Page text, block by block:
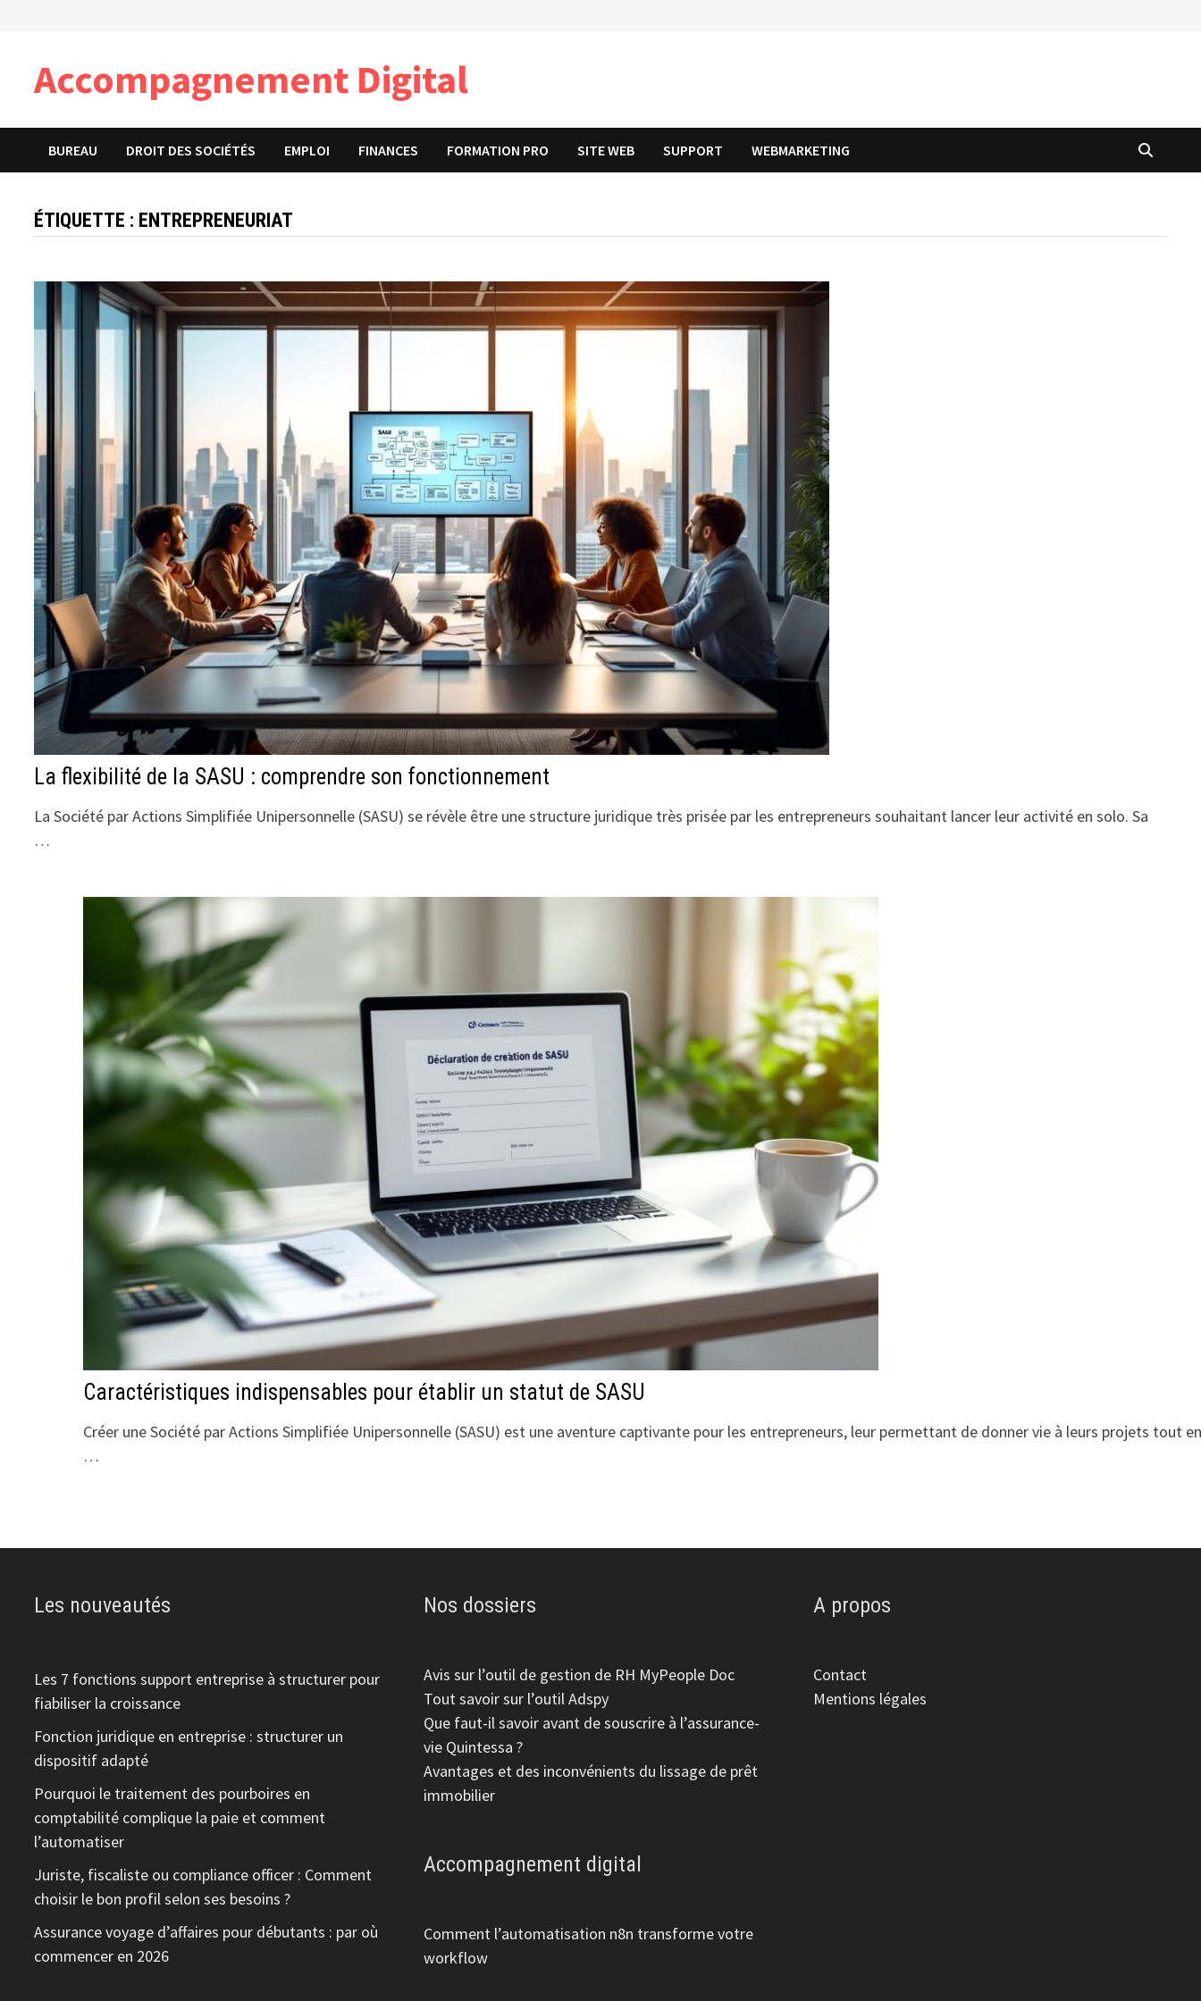
Accompagnement Digital
BUREAU DROIT DES SOCIÉTÉS EMPLOI FINANCES FORMATION PRO SITE WEB SUPPORT WEBMARKETING
ÉTIQUETTE : ENTREPRENEURIAT
La flexibilité de la SASU : comprendre son fonctionnement
La Société par Actions Simplifiée Unipersonnelle (SASU) se révèle être une structure juridique très prisée par les entrepreneurs souhaitant lancer leur activité en solo. Sa
…
Caractéristiques indispensables pour établir un statut de SASU
Créer une Société par Actions Simplifiée Unipersonnelle (SASU) est une aventure captivante pour les entrepreneurs, leur permettant de donner vie à leurs projets tout en
…
Les nouveautés
Les 7 fonctions support entreprise à structurer pour
fiabiliser la croissance
Fonction juridique en entreprise : structurer un
dispositif adapté
Pourquoi le traitement des pourboires en
comptabilité complique la paie et comment
l’automatiser
Juriste, fiscaliste ou compliance officer : Comment
choisir le bon profil selon ses besoins ?
Assurance voyage d’affaires pour débutants : par où
commencer en 2026
Nos dossiers
Avis sur l’outil de gestion de RH MyPeople Doc
Tout savoir sur l’outil Adspy
Que faut-il savoir avant de souscrire à l’assurance-
vie Quintessa ?
Avantages et des inconvénients du lissage de prêt
immobilier
Accompagnement digital
Comment l’automatisation n8n transforme votre
workflow
A propos
Contact
Mentions légales